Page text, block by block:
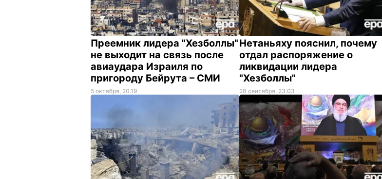
Преемник лидера "Хезболлы"
не выходит на связь после
авиаудара Израиля по
пригороду Бейрута – СМИ
5 октября, 20.19
Нетаньяху пояснил, почему
отдал распоряжение о
ликвидации лидера
"Хезболлы"
28 сентября, 23.03